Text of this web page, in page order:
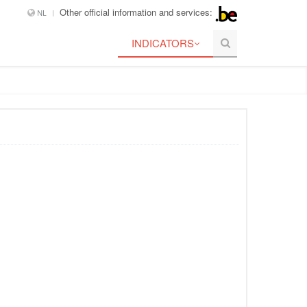
NL Other official information and services:
INDICATORS